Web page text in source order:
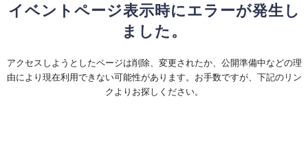
イベントページ表示時にエラーが発生し
ました。
アクセスしようとしたページは削除、変更されたか、公開準備中などの理
由により現在利用できない可能性があります。お手数ですが、下記のリン
クよりお探しください。